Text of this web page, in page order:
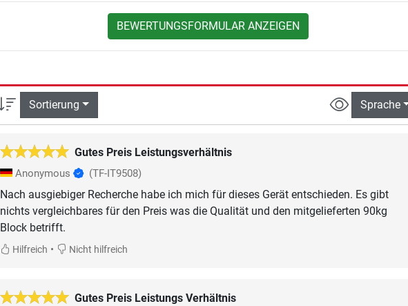
BEWERTUNGSFORMULAR ANZEIGEN
Sortierung Sprache
Gutes Preis Leistungsverhältnis
Anonymous (TF-IT9508)
Nach ausgiebiger Recherche habe ich mich für dieses Gerät entschieden. Es gibt
nichts vergleichbares für den Preis was die Qualität und den mitgelieferten 90kg
Block betrifft.
Hilfreich • Nicht hilfreich
Gutes Preis Leistungs Verhältnis